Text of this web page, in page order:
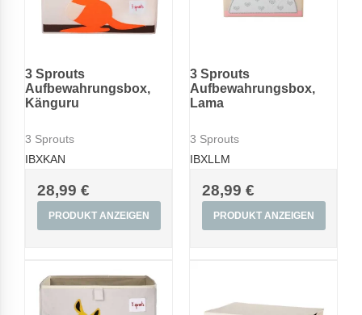
3 Sprouts
Aufbewahrungsbox,
Känguru
3 Sprouts
IBXKAN
28,99 €
PRODUKT ANZEIGEN
3 Sprouts
Aufbewahrungsbox,
Lama
3 Sprouts
IBXLLM
28,99 €
PRODUKT ANZEIGEN